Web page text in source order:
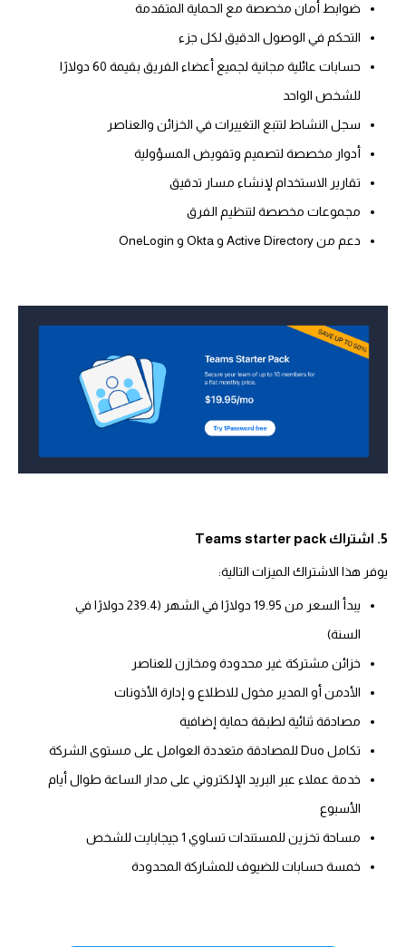
ضوابط أمان مخصصة مع الحماية المتقدمة
التحكم في الوصول الدقيق لكل جزء
حسابات عائلية مجانية لجميع أعضاء الفريق بقيمة 60 دولارًا
للشخص الواحد
سجل النشاط لتتبع التغييرات في الخزائن والعناصر
أدوار مخصصة لتصميم وتفويض المسؤولية
تقارير الاستخدام لإنشاء مسار تدقيق
مجموعات مخصصة لتنظيم الفرق
دعم من Active Directory و Okta و OneLogin
5. اشتراك Teams starter pack
يوفر هذا الاشتراك الميزات التالية:
يبدأ السعر من 19.95 دولارًا في الشهر (239.4 دولارًا في
السنة)
خزائن مشتركة غير محدودة ومخازن للعناصر
الأدمن أو المدير مخول للاطلاع و إدارة الأذونات
مصادقة ثنائية لطبقة حماية إضافية
تكامل Duo للمصادقة متعددة العوامل على مستوى الشركة
خدمة عملاء عبر البريد الإلكتروني على مدار الساعة طوال أيام
الأسبوع
مساحة تخزين للمستندات تساوي 1 جيجابايت للشخص
خمسة حسابات للضيوف للمشاركة المحدودة